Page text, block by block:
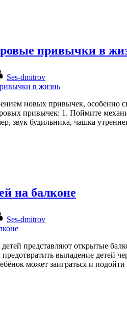
привычки в
Ses-dmitrov
новых привычек, особенно
привычек: 1. Поймите
звук будильника, чашка
на балконе
Ses-dmitrov
представляют открытые
выпадение детей
может заиграться и